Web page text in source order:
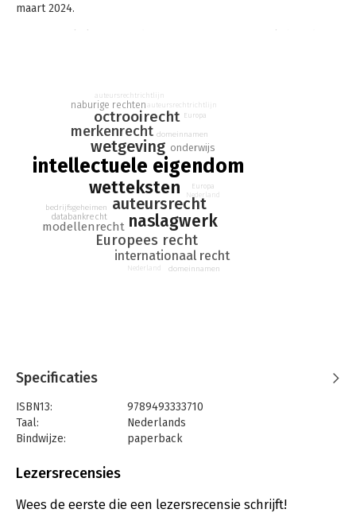
maart 2024.
intellectuele eigendom
wetteksten
auteursrecht
wetgeving
naslagwerk
Europees recht
merkenrecht
octrooirecht
internationaal recht
modellenrecht
onderwijs
naburige rechten
databankrecht
bedrijfsgeheimen
auteursrechtrichtlijn
domeinnamen
Europa
Nederland
auteursrechtrichtlijn
domeinnamen
Europa
Nederland
Specificaties
ISBN13:
9789493333710
Taal:
Nederlands
Bindwijze:
paperback
Druk:
Lezersrecensies
Wees de eerste die een lezersrecensie schrijft!